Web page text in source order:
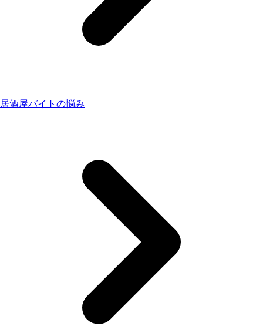
居酒屋バイトの悩み